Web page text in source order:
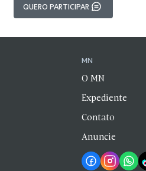
QUERO PARTICIPAR
MN
O MN
Expediente
Contato
Anuncie